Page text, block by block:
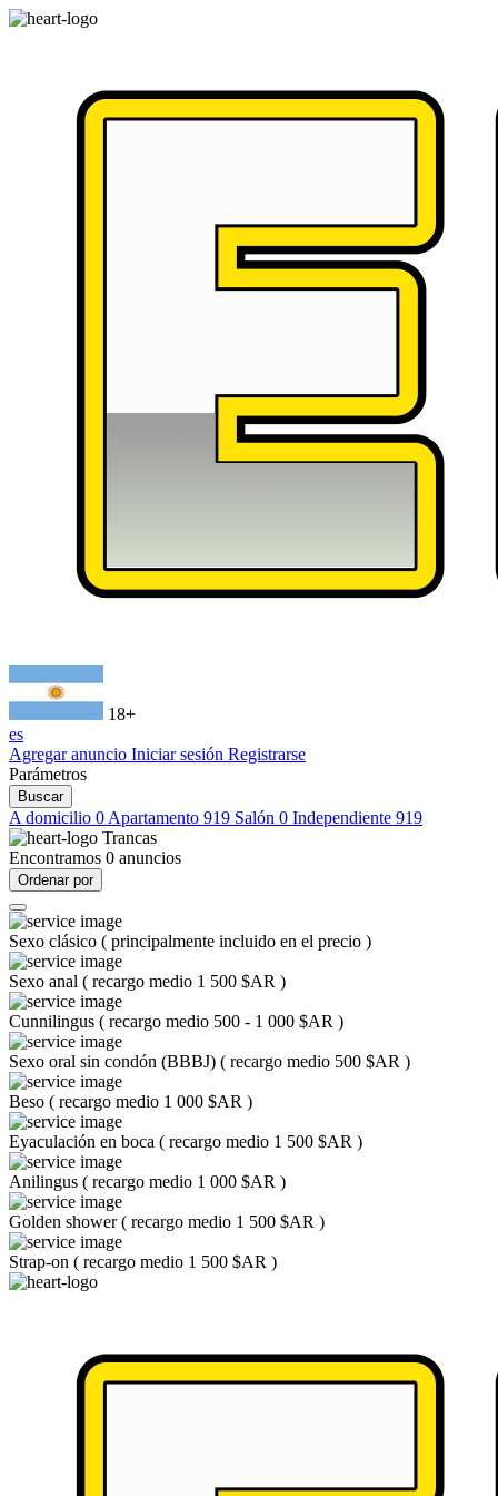
18+
es
Agregar anuncio Iniciar sesión Registrarse
Parámetros
Buscar
A domicilio 0 Apartamento 919 Salón 0 Independiente 919
Trancas
Encontramos 0 anuncios
Ordenar por
Sexo clásico ( principalmente incluido en el precio )
Sexo anal ( recargo medio 1 500 $AR )
Cunnilingus ( recargo medio 500 - 1 000 $AR )
Sexo oral sin condón (BBBJ) ( recargo medio 500 $AR )
Beso ( recargo medio 1 000 $AR )
Eyaculación en boca ( recargo medio 1 500 $AR )
Anilingus ( recargo medio 1 000 $AR )
Golden shower( recargo medio 1 500 $AR )
Strap-on ( recargo medio 1 500 $AR )